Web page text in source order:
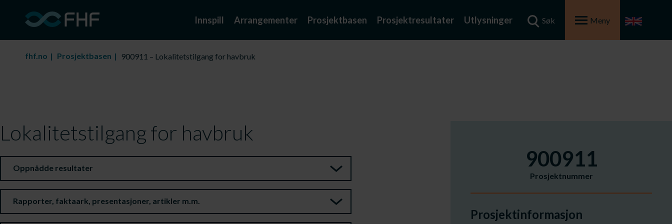
Innspill Arrangementer Prosjektbasen Prosjektresultater Utlysninger Søk Meny
fhf.no Prosjektbasen 900911 – Lokalitetstilgang for havbruk
Lokalitetstilgang for havbruk
Oppnådde resultater
Rapporter, faktaark, presentasjoner, artikler m.m.
900911
Prosjektnummer
Prosjektinformasjon